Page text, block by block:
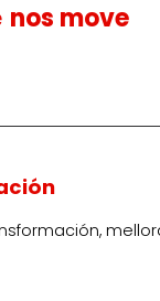
nos move